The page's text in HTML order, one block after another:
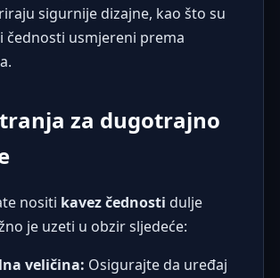
sigurnije dizajne, kao što su
čednosti usmjereni prema
.
za dugotrajno
nositi kavez čednosti dulje
je uzeti u obzir sljedeće:
veličina: Osigurajte da uređaj